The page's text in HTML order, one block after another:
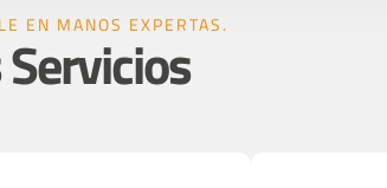
EN MANOS EXPERTAS.